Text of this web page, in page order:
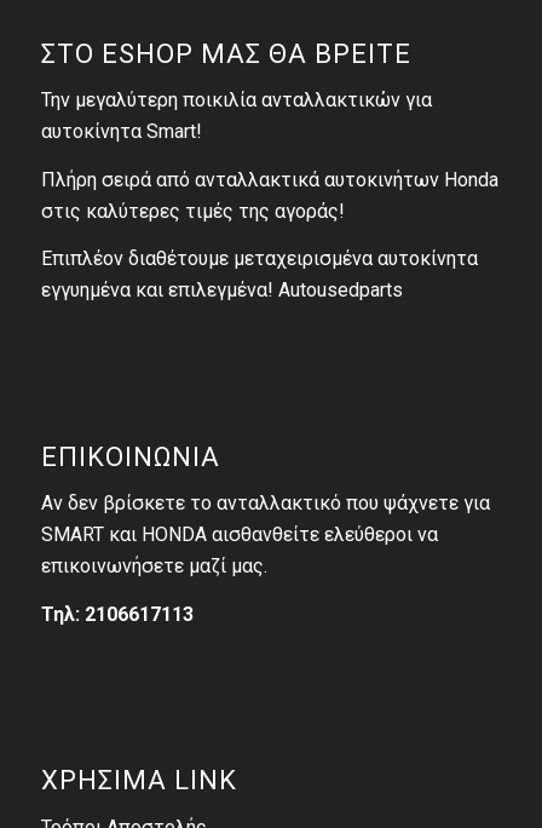
ΣΤΟ ESHOP ΜΑΣ ΘΑ ΒΡΕΙΤΕ
Την μεγαλύτερη ποικιλία ανταλλακτικών για
αυτοκίνητα Smart!
Πλήρη σειρά από ανταλλακτικά αυτοκινήτων Honda
στις καλύτερες τιμές της αγοράς!
Επιπλέον διαθέτουμε μεταχειρισμένα αυτοκίνητα
εγγυημένα και επιλεγμένα! Autousedparts
ΕΠΙΚΟΙΝΩΝΙΑ
Αν δεν βρίσκετε το ανταλλακτικό που ψάχνετε για
SMART και HONDA αισθανθείτε ελεύθεροι να
επικοινωνήσετε μαζί μας.
Τηλ: 2106617113
ΧΡΗΣΙΜΑ LINK